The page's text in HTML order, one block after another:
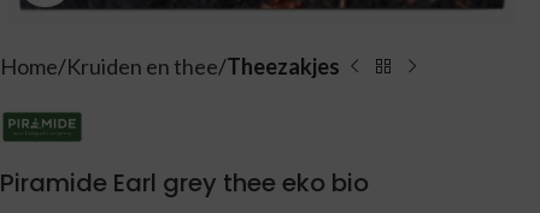
Home Kruiden en thee Theezakjes
Piramide Earl grey thee eko bio